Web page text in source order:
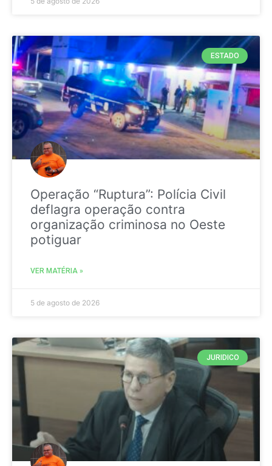
ESTADO
Operação “Ruptura”: Polícia Civil
deflagra operação contra
organização criminosa no Oeste
potiguar
VER MATÉRIA »
5 de agosto de 2026
JURIDICO